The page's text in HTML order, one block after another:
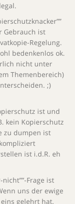
Gebrauch ist
Regelung.
bedenkenlos ok.
nicht unter
Themenbereich)
;)
ist und
kein Kopierschutz
zu dumpen ist
ist i.d.R. eh
Frage ist
uns der ewige
eins gelehrt hat,